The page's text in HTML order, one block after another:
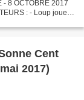
- 8 OCTOBRE 2017
: - Loup joue
Cent
2017)